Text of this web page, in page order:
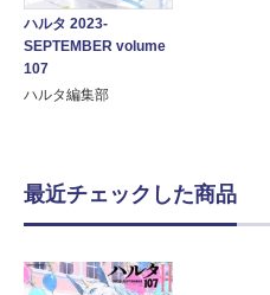
ハルタ 2023-
SEPTEMBER volume
107
ハルタ編集部
最近チェックした商品